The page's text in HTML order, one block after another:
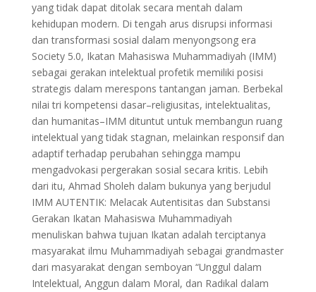
yang tidak dapat ditolak secara mentah dalam
kehidupan modern. Di tengah arus disrupsi informasi
dan transformasi sosial dalam menyongsong era
Society 5.0, Ikatan Mahasiswa Muhammadiyah (IMM)
sebagai gerakan intelektual profetik memiliki posisi
strategis dalam merespons tantangan jaman. Berbekal
nilai tri kompetensi dasar–religiusitas, intelektualitas,
dan humanitas–IMM dituntut untuk membangun ruang
intelektual yang tidak stagnan, melainkan responsif dan
adaptif terhadap perubahan sehingga mampu
mengadvokasi pergerakan sosial secara kritis. Lebih
dari itu, Ahmad Sholeh dalam bukunya yang berjudul
IMM AUTENTIK: Melacak Autentisitas dan Substansi
Gerakan Ikatan Mahasiswa Muhammadiyah
menuliskan bahwa tujuan Ikatan adalah terciptanya
masyarakat ilmu Muhammadiyah sebagai grandmaster
dari masyarakat dengan semboyan “Unggul dalam
Intelektual, Anggun dalam Moral, dan Radikal dalam